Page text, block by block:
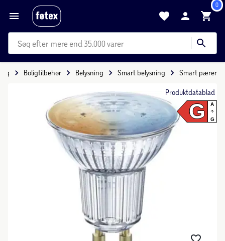
0
mere end 35.000 varer
Boligtilbehør Belysning Smart belysning Smart pærer
Produktdatablad
G A
G